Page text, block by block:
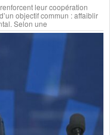
leur coopération
objectif commun : affaiblir
Selon une